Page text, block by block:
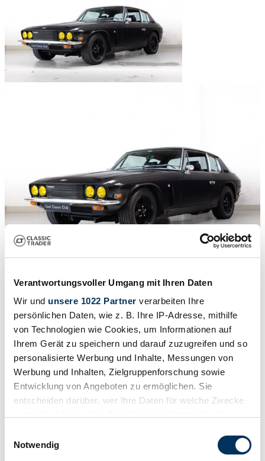
Verantwortungsvoller Umgang mit Ihren Daten
Wir und unsere 1022 Partner verarbeiten Ihre
persönlichen Daten, wie z. B. Ihre IP-Adresse, mithilfe
von Technologien wie Cookies, um Informationen auf
Ihrem Gerät zu speichern und darauf zuzugreifen und so
personalisierte Werbung und Inhalte, Messungen von
Werbung und Inhalten, Zielgruppenforschung sowie
Entwicklung von Angeboten zu ermöglichen. Sie
entscheiden darüber, wer Ihre Daten für welche Zwecke
Trigger Symbol ändern oder widerrufen
Notwendig
/29
Gutachten
1973 | Jensen Interceptor MK III
- 7.2L V8 - Modern Enhancements -
€ 69.500